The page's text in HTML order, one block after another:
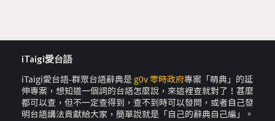
iTaigi愛台語
iTaigi愛台語-群眾台語辭典是 g0v 零時政府專案「萌典」的延
伸專案，想知道一個詞的台語怎麼說，來這裡查就對了！甚麼
都可以查，但不一定查得到，查不到時可以發問，或者自己發
明台語講法貢獻給大家，簡單說就是「自己的辭典自己編」。